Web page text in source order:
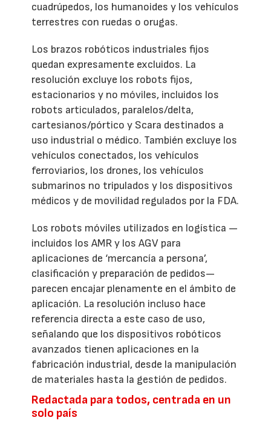
cuadrúpedos, los humanoides y los vehículos
terrestres con ruedas o orugas.
Los brazos robóticos industriales fijos
quedan expresamente excluidos. La
resolución excluye los robots fijos,
estacionarios y no móviles, incluidos los
robots articulados, paralelos/delta,
cartesianos/pórtico y Scara destinados a
uso industrial o médico. También excluye los
vehículos conectados, los vehículos
ferroviarios, los drones, los vehículos
submarinos no tripulados y los dispositivos
médicos y de movilidad regulados por la FDA.
Los robots móviles utilizados en logística —
incluidos los AMR y los AGV para
aplicaciones de ‘mercancía a persona’,
clasificación y preparación de pedidos—
parecen encajar plenamente en el ámbito de
aplicación. La resolución incluso hace
referencia directa a este caso de uso,
señalando que los dispositivos robóticos
avanzados tienen aplicaciones en la
fabricación industrial, desde la manipulación
de materiales hasta la gestión de pedidos.
Redactada para todos, centrada en un
solo país